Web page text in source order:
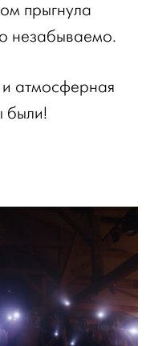
прыгнула
незабываемо.
атмосферная
были!